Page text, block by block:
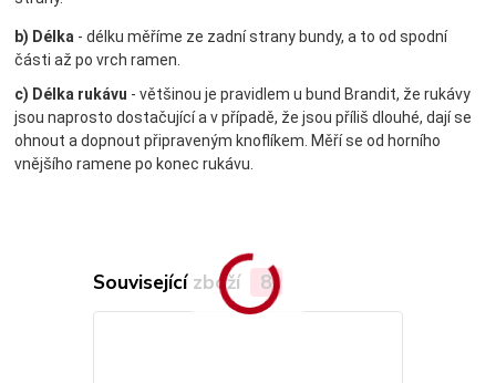
b) Délka - délku měříme ze zadní strany bundy, a to od spodní
části až po vrch ramen.
c) Délka rukávu - většinou je pravidlem u bund Brandit, že rukávy
jsou naprosto dostačující a v případě, že jsou příliš dlouhé, dají se
ohnout a dopnout připraveným knoflíkem. Měří se od horního
vnějšího ramene po konec rukávu.
Související zboží 8